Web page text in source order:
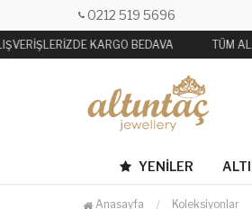
0212 519 5696
KARGO BEDAVA TÜM
YENILER
Anasayfa Koleksiyonlar